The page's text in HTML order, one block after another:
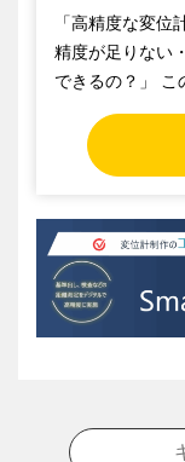
「高精度な変位
精度が足りない
できるの？」 こ
駿河精機の変位
とを解決し、
な測定を実現し